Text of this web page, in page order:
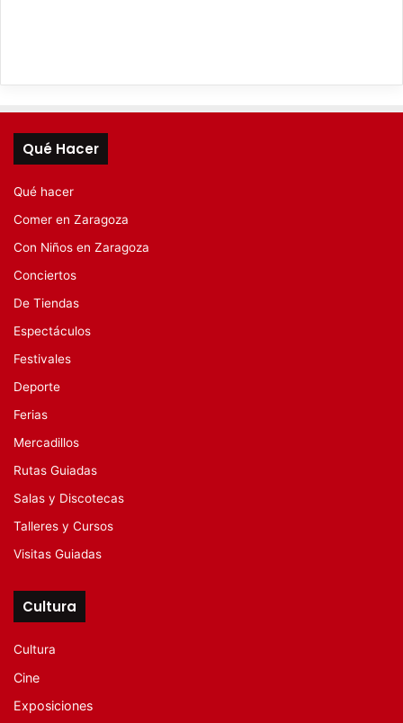
Qué Hacer
Qué hacer
Comer en Zaragoza
Con Niños en Zaragoza
Conciertos
De Tiendas
Espectáculos
Festivales
Deporte
Ferias
Mercadillos
Rutas Guiadas
Salas y Discotecas
Talleres y Cursos
Visitas Guiadas
Cultura
Cultura
Cine
Exposiciones